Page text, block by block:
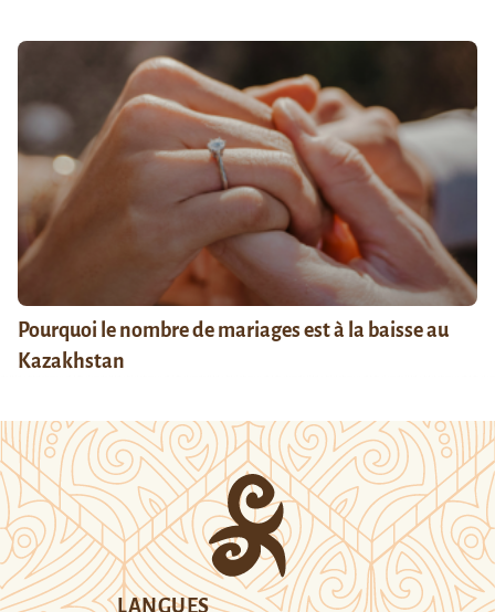
Pourquoi le nombre de mariages est à la baisse au
Kazakhstan
LANGUES